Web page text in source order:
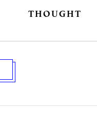
THOUGHT